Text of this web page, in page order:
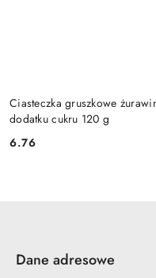
Ciasteczka gruszkowe
dodatku cukru 120 g
Cena:
6.76
Dane adresowe